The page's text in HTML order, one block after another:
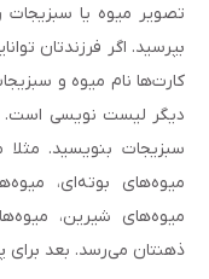
تصویر میوه یا سبزیجات
بپرسید. اگر فرزندتان
کارت‌ها نام میوه و
دیگر لیست نویسی است.
سبزیجات بنویسید. مثلا
میوه‌های بوته‌ای،
میوه‌های شیرین،
ذهنتان می‌رسد. بعد برای